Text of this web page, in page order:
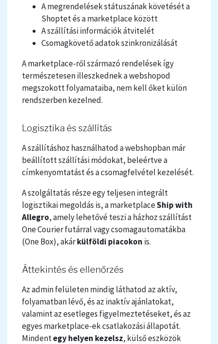
A megrendelések státuszának követését a
Shoptet és a marketplace között
A szállítási információk átvitelét
Csomagkövető adatok szinkronizálását
A marketplace-ről származó rendelések így
természetesen illeszkednek a webshopod
megszokott folyamataiba, nem kell őket külön
rendszerben kezelned.
Logisztika és szállítás
A szállításhoz használhatod a webshopban már
beállított szállítási módokat, beleértve a
címkenyomtatást és a csomagfelvétel kezelését.
A szolgáltatás része egy teljesen integrált
logisztikai megoldás is, a marketplaceShip with
Allegro, amely lehetővé teszi a házhoz szállítást
One Courier futárral vagy csomagautomatákba
(One Box), akárkülföldi piacokon is.
Áttekintés és ellenőrzés
Az admin felületen mindig láthatod az aktív,
folyamatban lévő, és az inaktív ajánlatokat,
valamint az esetleges figyelmeztetéseket, és az
egyes marketplace-ek csatlakozási állapotát.
Mindentegy helyen kezelsz, külső eszközök